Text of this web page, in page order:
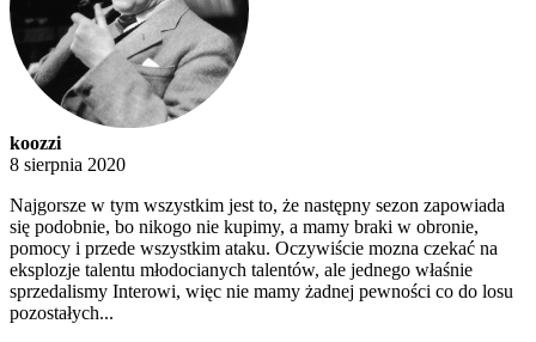
koozzi
8 sierpnia 2020
Najgorsze w tym wszystkim jest to, że następny sezon zapowiada
się podobnie, bo nikogo nie kupimy, a mamy braki w obronie,
pomocy i przede wszystkim ataku. Oczywiście mozna czekać na
eksplozje talentu młodocianych talentów, ale jednego właśnie
sprzedalismy Interowi, więc nie mamy żadnej pewności co do losu
pozostałych...